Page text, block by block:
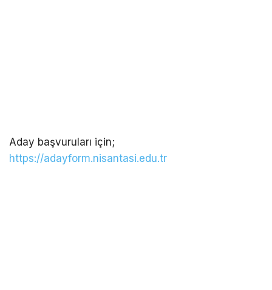
Aday başvuruları için;
https://adayform.nisantasi.edu.tr